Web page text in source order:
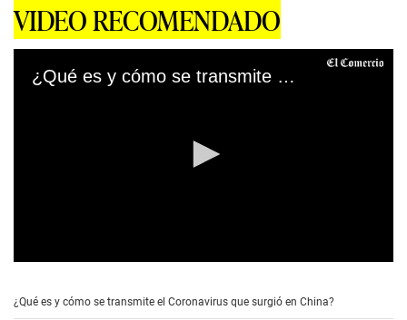
VIDEO RECOMENDADO
¿Qué es y cómo se transmite el Coronavirus que surgió en China?
e
c
¿Qué es y cómo se transmite el Coronavirus que surgió en China?